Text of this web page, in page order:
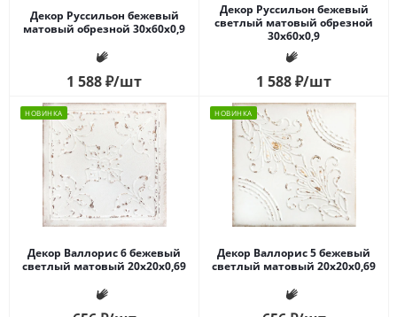
Декор Руссильон бежевый
матовый обрезной 30x60x0,9
1 588₽/шт
Декор Руссильон бежевый
светлый матовый обрезной
30x60x0,9
1 588₽/шт
НОВИНКА
Декор Валлорис 6 бежевый
светлый матовый 20x20x0,69
НОВИНКА
Декор Валлорис 5 бежевый
светлый матовый 20x20x0,69